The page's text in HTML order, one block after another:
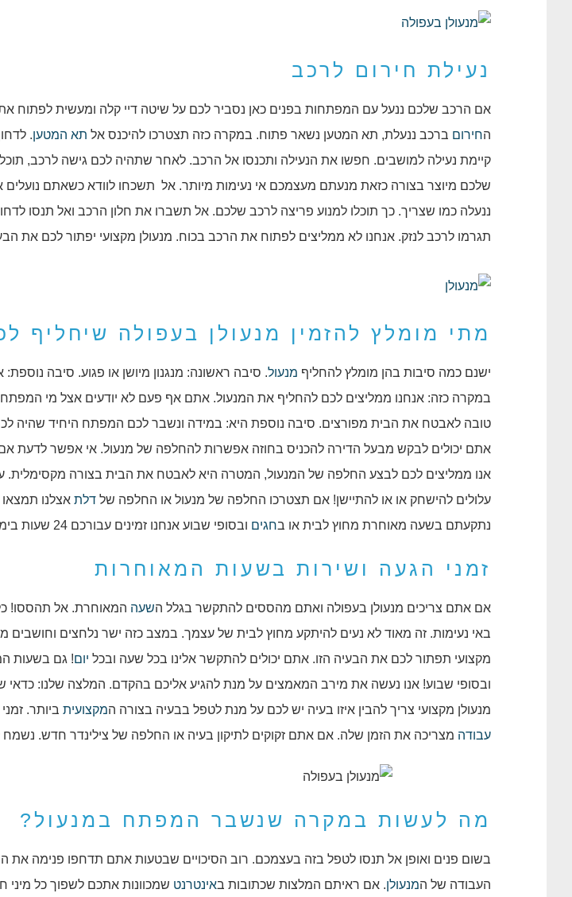
נעילת חירום לרכב
אם הרכב שלכם ננעל עם המפתחות בפנים כאן נסביר לכם על שיטה דיי קלה ומעשית לפתוח
החירום ברכב ננעלת, תא המטען נשאר פתוח. במקרה כזה תצטרכו להיכנס אל תא המטען.
קיימת נעילה למושבים. חפשו את הנעילה ותכנסו אל הרכב. לאחר שתהיה לכם גישה לרכב,
שלכם מיוצר בצורה כזאת מנעתם מעצמכם אי נעימות מיותר. אל תשכחו לוודא כשאתם
ננעלה כמו שצריך. כך תוכלו למנוע פריצה לרכב שלכם. אל תשברו את חלון הרכב ואל תנסו
תגרמו לרכב לנזק. אנחנו לא ממליצים לפתוח את הרכב בכוח. מנעולן מקצועי יפתור לכם את
מתי מומלץ להזמין מנעולן בעפולה שיחליף
ישנם כמה סיבות בהן מומלץ להחליף מנעול. סיבה ראשונה: מנגנון מיושן או פגוע. סיבה
במקרה כזה: אנחנו ממליצים לכם להחליף את המנעול. אתם אף פעם לא יודעים אצל מי
טובה לאבטח את הבית מפורצים. סיבה נוספת היא: במידה ונשבר לכם המפתח היחיד שהיה
אתם יכולים לבקש מבעל הדירה להכניס בחוזה אפשרות להחלפה של מנעול. אי אפשר לדעת
אנו ממליצים לכם לבצע החלפה של המנעול, המטרה היא לאבטח את הבית בצורה מקסימלית.
עלולים להישחק או או להתיישן! אם תצטרכו החלפה של מנעול או החלפה של דלת אצלנו
נתקעתם בשעה מאוחרת מחוץ לבית או בחגים ובסופי שבוע אנחנו זמינים עבורכם 24 שעות ביממה 7 ימים ב
זמני הגעה ושירות בשעות המאוחרות
אם אתם צריכים מנעולן בעפולה ואתם מהססים להתקשר בגלל השעה המאוחרת. אל תהססו!
באי נעימות. זה מאוד לא נעים להיתקע מחוץ לבית של עצמך. במצב כזה ישר נלחצים וחושבים
מקצועי תפתור לכם את הבעיה הזו. אתם יכולים להתקשר אלינו בכל שעה ובכל יום! גם בשעות
ובסופי שבוע! אנו נעשה את מירב המאמצים על מנת להגיע אליכם בהקדם. המלצה שלנו:
מנעולן מקצועי צריך להבין איזו בעיה יש לכם על מנת לטפל בבעיה בצורה המקצועית ביותר.
עבודה מצריכה את הזמן שלה. אם אתם זקוקים לתיקון בעיה או החלפה של צילינדר חדש.
מה לעשות במקרה שנשבר המפתח במנעול?
בשום פנים ואופן אל תנסו לטפל בזה בעצמכם. רוב הסיכויים שבטעות אתם תדחפו פנימה
העבודה של המנעולן. אם ראיתם המלצות שכתובות באינטרנט שמכוונות אתכם לשפוך כל מיני